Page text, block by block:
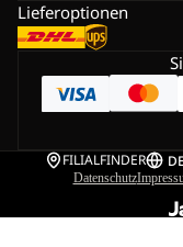
Lieferoptionen
FILIALFINDER DE
Datenschutz